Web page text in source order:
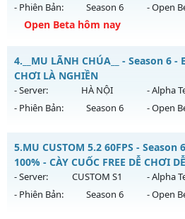
Exp: 500x - Drop: 20%
Kiểu reset: Reset In Game
Thể loại: Mu Nguyên bản Webzen
Antihack: Anti Vip
- Phiên Bản:
Season 6 - Open
Open Beta hôm nay
Mu Trống Đồng - Hỗ trợ tân thủ
Mu mới ra tháng 08 2026 - Mở máy
ngày 06/08/2626
Exp: 9999x - Drop: 90%
Thể loại: Mu Nguyên bản Webzen
Antihack: ICMPROTECT ✅ 🔴 ✨ ⚡️
4. __MU LÃNH CHÚA__ - Season 6
CHƠI LÀ NGHIỀN
- Server: HÀ NỘI - Alpha
- Phiên Bản:
Season 6 - Open
Mu mới ra tháng 08 2026 - Mở
ngày 02/08/2626
Exp: 300x - Drop: 20%
5.MU CUSTOM 5.2 60FPS - Season
100% - CÀY CUỐC FREE DỄ CHƠI
- Server: CUSTOM S1 - Alpha
- Phiên Bản:
Season 6 - Open